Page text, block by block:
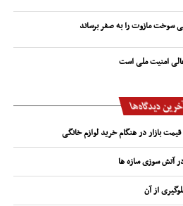
سوخت مازوت را به صفر برساند
امنیت ملی است
دیدگاه‌ها
بازار در هنگام خرید لوازم خانگی
آتش سوزی سازه ها
از آن